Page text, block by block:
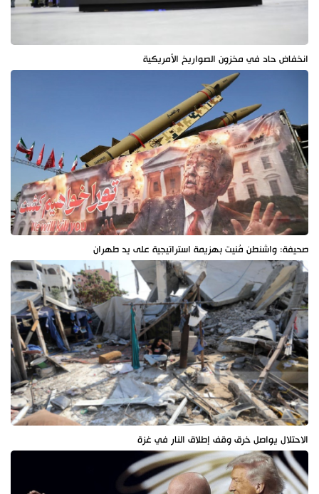
انخفاض حاد في مخزون الصواريخ الأمريكية
صحيفة: واشنطن مُنيت بهزيمة استراتيجية على يد طهران
الاحتلال يواصل خرق وقف إطلاق النار في غزة